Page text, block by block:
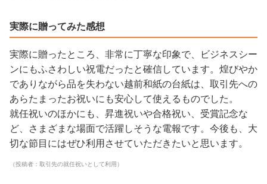
実際に贈ってみた感想
実際に贈ったところ、非常に丁寧な印象で、ビジネスシー
ンにもふさわしい祝電だったと確信しています。煌びやか
でありながら品を失わない越前和紙の台紙は、取引先への
あらたまったお祝いにも安心して使えるものでした。
就任祝いのほかにも、昇進祝いや合格祝い、受賞記念な
ど、さまざまな場面で活躍しそうな電報です。今後も、大
切な節目にはぜひ利用させていただきたいと思います。
（投稿者：取引先の就任祝いとして利用）